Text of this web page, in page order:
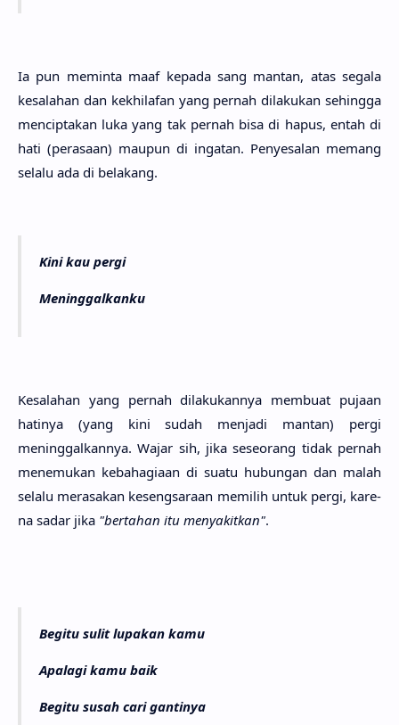
Ia pun memin­ta maaf kepa­da sang man­tan, atas sega­la
kesala­han dan kekhila­fan yang per­nah dilaku­kan sehing­ga
mencipta­kan luka yang tak per­nah bisa di hapus, entah di
hati (perasa­an) mau­pun di inga­tan. Penyesa­lan memang
sela­lu ada di bela­kang.
Kini kau pergi
Meninggalkanku
Kesala­han yang per­nah dilakukan­nya membu­at puja­an
hati­nya (yang kini sudah menja­di man­tan) pergi
meninggalkan­nya. Wajar sih, jika seseo­rang tidak per­nah
menemu­kan kebahagia­an di suatu hubu­ngan dan malah
sela­lu merasa­kan kesengsara­an memi­lih untuk pergi, kare­
na sadar jika "berta­han itu menyakit­kan".
Begitu sulit lupakan kamu
Apalagi kamu baik
Begitu susah cari gantinya